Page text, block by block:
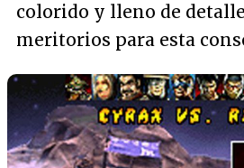
colorido y lleno de
meritorios para esta